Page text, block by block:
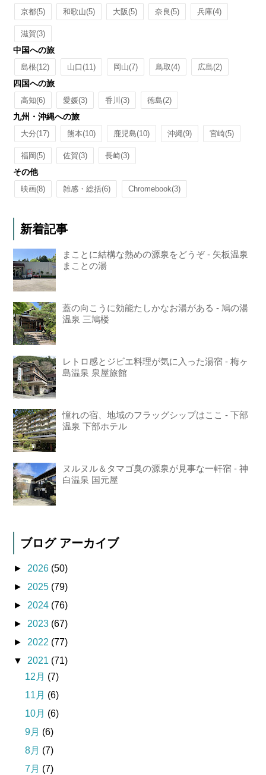
京都(5) 和歌山(5) 大阪(5) 奈良(5) 兵庫(4)
滋賀(3)
中国への旅
島根(12) 山口(11) 岡山(7) 鳥取(4) 広島(2)
四国への旅
高知(6) 愛媛(3) 香川(3) 徳島(2)
九州・沖縄への旅
大分(17) 熊本(10) 鹿児島(10) 沖縄(9) 宮崎(5)
福岡(5) 佐賀(3) 長崎(3)
その他
映画(8) 雑感・総括(6) Chromebook(3)
新着記事
まことに結構な熱めの源泉をどうぞ - 矢板温泉
まことの湯
蓋の向こうに効能たしかなお湯がある - 鳩の湯
温泉 三鳩楼
レトロ感とジビエ料理が気に入った湯宿 - 梅ヶ
島温泉 泉屋旅館
憧れの宿、地域のフラッグシップはここ - 下部
温泉 下部ホテル
ヌルヌル＆タマゴ臭の源泉が見事な一軒宿 - 神
白温泉 国元屋
ブログ アーカイブ
► 2026 (50)
► 2025 (79)
► 2024 (76)
► 2023 (67)
► 2022 (77)
▼ 2021 (71)
12月 (7)
11月 (6)
10月 (6)
9月 (6)
8月 (7)
7月 (7)